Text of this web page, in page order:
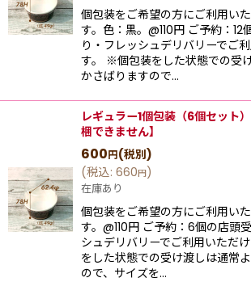
個包装をご希望の方にご利用い
す。色：黒。@110円 ご予約：12
り・フレッシュデリバリーでご
す。 ※個包装をした状態での受
かさばりますので…
レギュラー1個包装（6個セット
梱できません】
600円(税別)
(税込: 660円)
在庫あり
個包装をご希望の方にご利用い
す。@110円 ご予約：6個の店頭
シュデリバリーでご利用いただ
をした状態での受け渡しは通常
ので、サイズを…